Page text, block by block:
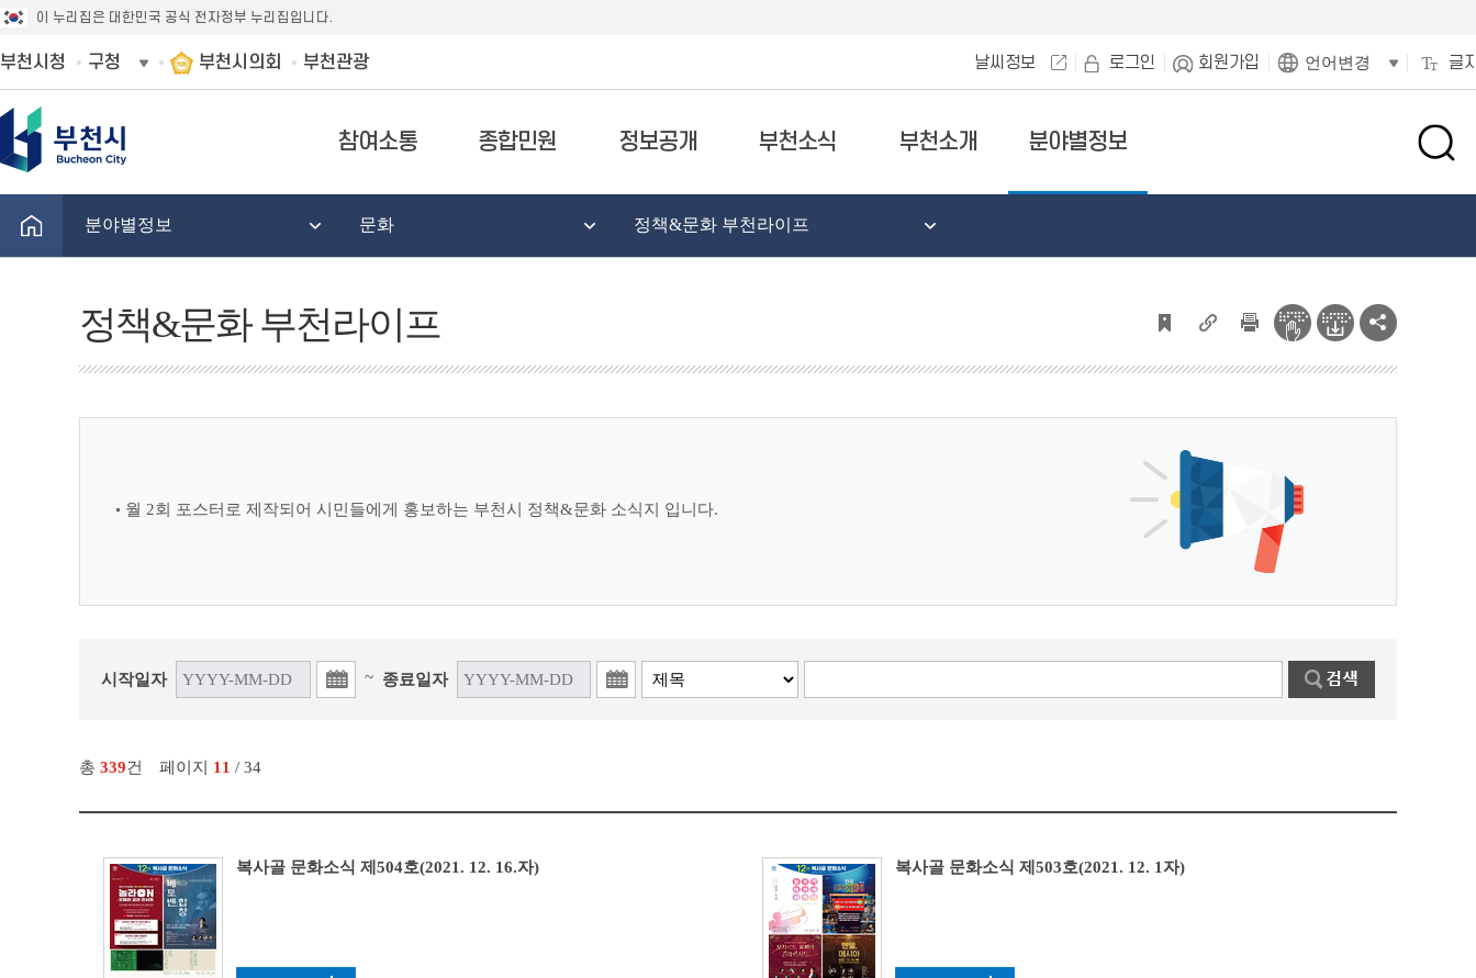
이 누리집은 대한민국 공식 전자정부 누리집입니다.
부천시청 구청 부천시의회 부천관광 날씨정보 로그인 회원가입 언어변경 글
참여소통 종합민원 정보공개 부천소식 부천소개 분야별정보
검
창
분야별정보 문화 정책&문화 부천라이프
정책&문화 부천라이프
월 2회 포스터로 제작되어 시민들에게 홍보하는 부천시 정책&문화 소식지 입니다.
시작일자 ~ 종료일자
총 339건 페이지 11 / 34
복사골 문화소식 제504호(2021. 12. 16.자) 복사골 문화소식 제503호(2021. 12. 1자)